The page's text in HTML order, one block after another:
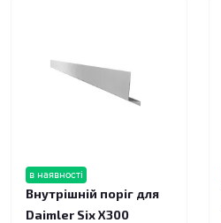
в наявності
Внутрішній поріг для
Daimler Six X300